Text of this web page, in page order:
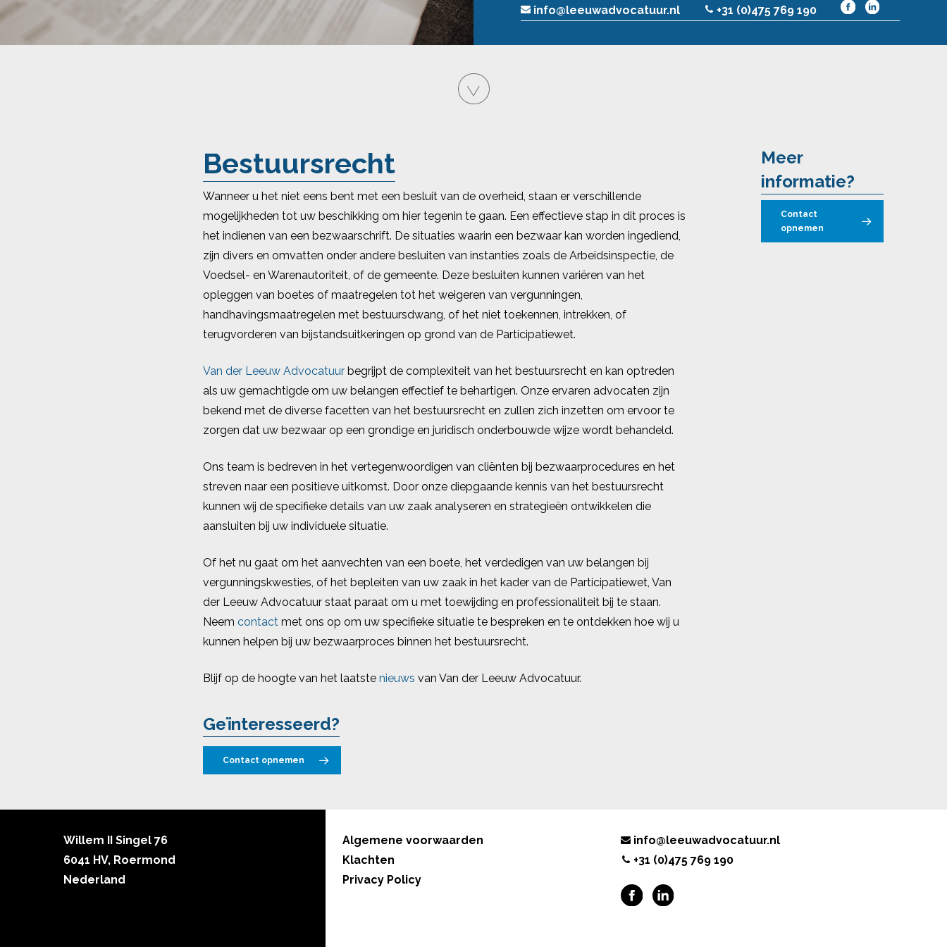
info@leeuwadvocatuur.nl +31 (0)475 769 190
Bestuursrecht
Wanneer u het niet eens bent met een besluit van de overheid, staan er verschillende
mogelijkheden tot uw beschikking om hier tegenin te gaan. Een effectieve stap in dit proces is
het indienen van een bezwaarschrift. De situaties waarin een bezwaar kan worden ingediend,
zijn divers en omvatten onder andere besluiten van instanties zoals de Arbeidsinspectie, de
Voedsel- en Warenautoriteit, of de gemeente. Deze besluiten kunnen variëren van het
opleggen van boetes of maatregelen tot het weigeren van vergunningen,
handhavingsmaatregelen met bestuursdwang, of het niet toekennen, intrekken, of
terugvorderen van bijstandsuitkeringen op grond van de Participatiewet.
Van der Leeuw Advocatuur begrijpt de complexiteit van het bestuursrecht en kan optreden
als uw gemachtigde om uw belangen effectief te behartigen. Onze ervaren advocaten zijn
bekend met de diverse facetten van het bestuursrecht en zullen zich inzetten om ervoor te
zorgen dat uw bezwaar op een grondige en juridisch onderbouwde wijze wordt behandeld.
Ons team is bedreven in het vertegenwoordigen van cliënten bij bezwaarprocedures en het
streven naar een positieve uitkomst. Door onze diepgaande kennis van het bestuursrecht
kunnen wij de specifieke details van uw zaak analyseren en strategieën ontwikkelen die
aansluiten bij uw individuele situatie.
Of het nu gaat om het aanvechten van een boete, het verdedigen van uw belangen bij
vergunningskwesties, of het bepleiten van uw zaak in het kader van de Participatiewet, Van
der Leeuw Advocatuur staat paraat om u met toewijding en professionaliteit bij te staan.
Neemcontact met ons op om uw specifieke situatie te bespreken en te ontdekken hoe wij u
kunnen helpen bij uw bezwaarproces binnen het bestuursrecht.
Blijf op de hoogte van het laatstenieuws van Van der Leeuw Advocatuur.
Geïnteresseerd?
Contact opnemen
Meer
informatie?
Contact
opnemen
Willem II Singel 76
6041 HV, Roermond
Nederland
Algemene voorwaarden
Klachten
Privacy Policy
info@leeuwadvocatuur.nl
+31 (0)475 769 190